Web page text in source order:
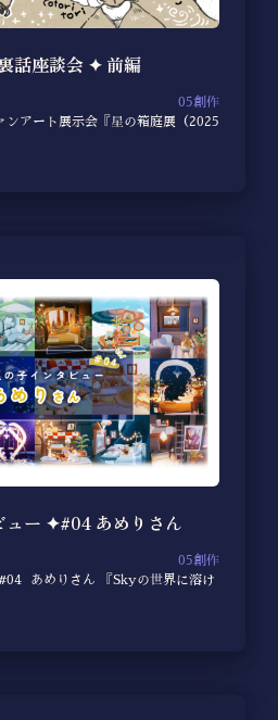
話座談会 ✦ 前編
05創作
ンアート展示会『星の箱庭展（2025
ュー ✦#04 あめりさん
05創作
あめりさん 『Skyの世界に溶け